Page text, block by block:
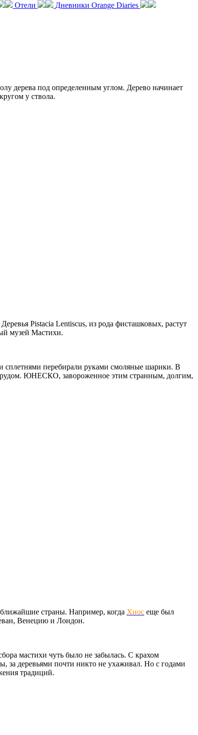
Отели
Дневники Orange Diaries
дерева под определенным углом. Дерево начинает
у ствола.
Pistacia Lentiscus, из рода фисташковых, растут
музей Мастихи.
сплетнями перебирали руками смоляные шарики. В
трудом. ЮНЕСКО, завороженное этим странным, долгим,
страны. Например, когда Хиос еще был
Венецию и Лондон.
мастихи чуть было не забылась. С крахом
за деревьями почти никто не ухаживал. Но с годами
традиций.